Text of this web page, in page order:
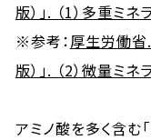
版）」. （1）多重ミネ
※参考：厚生労働省
版）」. （2）微量ミネ
アミノ酸を多く含む「